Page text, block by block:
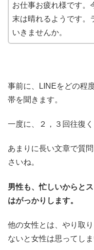
お仕事お疲れ様です。
末は晴れるようです。
いきませんか。
事前に、LINEをどの程
帯を聞きます。
一度に、２，３回往復
あまりに長い文章で質
さいね。
男性も、忙しいからと
はがっかりします。
他の女性とは、やり取
ないと女性は思ってしま